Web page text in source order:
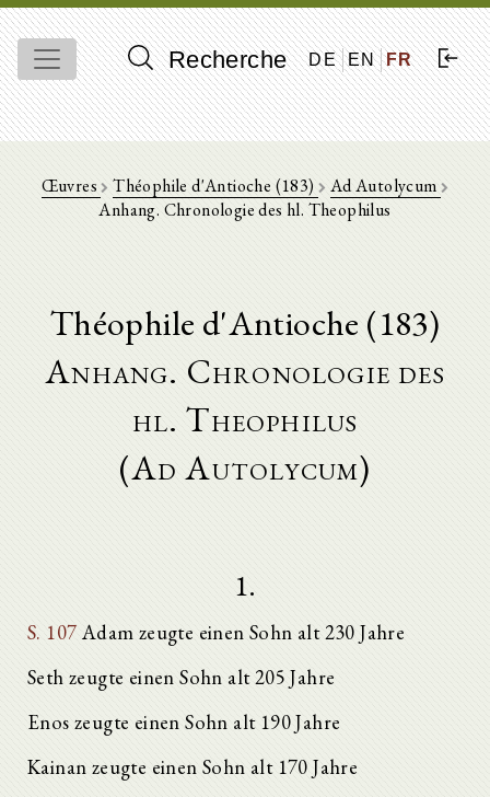
Recherche DE EN FR
Œuvres Théophile d'Antioche (183)
Ad Autolycum
Anhang. Chronologie des hl. Theophilus
Théophile d'Antioche (183)
Anhang. Chronologie des
hl. Theophilus
(Ad Autolycum)
1.
S. 107 Adam zeugte einen Sohn alt 230 Jahre
Seth zeugte einen Sohn alt 205 Jahre
Enos zeugte einen Sohn alt 190 Jahre
Kainan zeugte einen Sohn alt 170 Jahre